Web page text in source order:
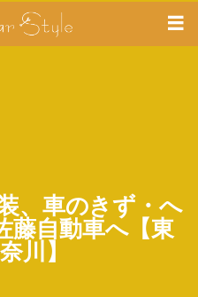
、車のきず・へ
藤自動車へ【東
川】